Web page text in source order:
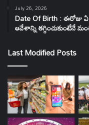
July 26, 2026
Date Of Birth : ఈరోజు
ఆవేశాన్ని తగ్గించుకుంటేనే
Last Modified Posts